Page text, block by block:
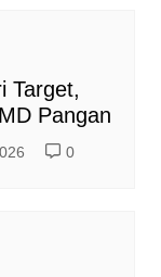
Target,
Pangan
0